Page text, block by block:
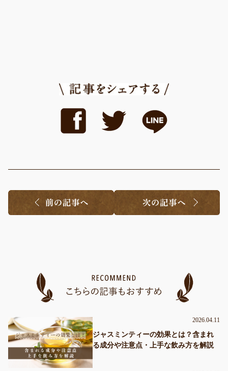
2026.04.11
ジャスミンティーの効果とは？含まれ
る成分や注意点・上手な飲み方を解説